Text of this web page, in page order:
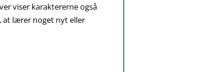
viser karaktererne også
at lærer noget nyt eller